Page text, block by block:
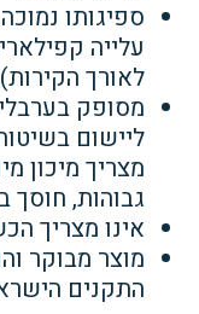
ספיגותו
עלייה
לאורך
מסופק
ליישום
מצריך מיכון
גבוהות, חוסך
אינו מצריך
מוצר מבוקר
התקנים